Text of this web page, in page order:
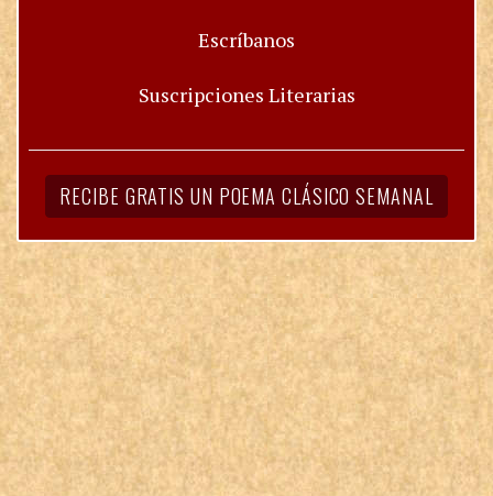
Escríbanos
Suscripciones Literarias
RECIBE GRATIS UN POEMA CLÁSICO SEMANAL